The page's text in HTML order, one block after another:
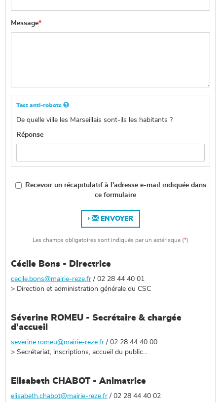
Message*
Test anti-robots
De quelle ville les Marseillais sont-ils les habitants ?
Réponse
Recevoir un récapitulatif à l'adresse e-mail indiquée dans
ce formulaire
ENVOYER
Les champs obligatoires sont indiqués par un astérisque (*)
Cécile Bons - Directrice
cecile.bons@mairie-reze.fr / 02 28 44 40 01
> Direction et administration générale du CSC
Séverine ROMEU - Secrétaire & chargée
d'accueil
severine.romeu@mairie-reze.fr / 02 28 44 40 00
> Secrétariat, inscriptions, accueil du public...
Elisabeth CHABOT - Animatrice
elisabeth.chabot@mairie-reze.fr / 02 28 44 40 02